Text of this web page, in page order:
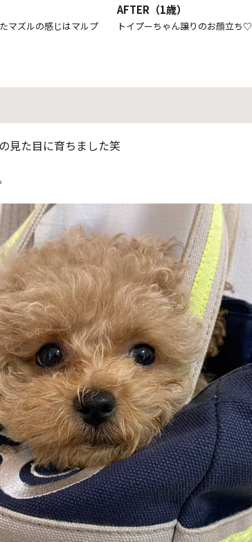
マズルの感じはマルプ
AFTER（1歳）
トイプーちゃん譲りのお顔立ち♡
見た目に育ちました笑